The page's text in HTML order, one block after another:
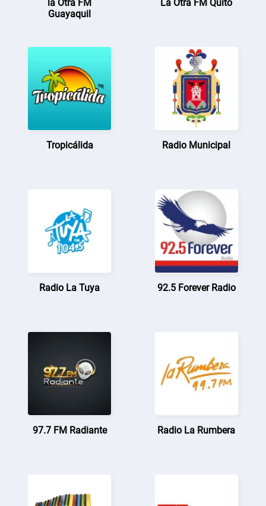
la Otra FM
Guayaquil
La Otra FM Quito
Tropicálida Radio Municipal
Radio La Tuya 92.5 Forever Radio
97.7 FM Radiante Radio La Rumbera